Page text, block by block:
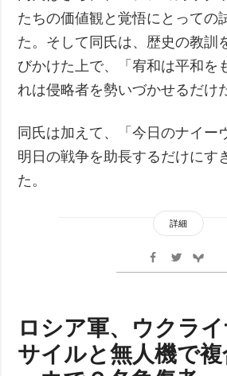
たちの価値観と覚悟にとっての
た。そして同氏は、歴史の教訓
びかけた上で、「宥和は平和を
れは侵略者を勢いづかせるだけ
同氏は加えて、「今日のナイー
明日の戦争を助長するだけにす
た。
詳細
ロシア軍、ウクラ
サイルと無人機で